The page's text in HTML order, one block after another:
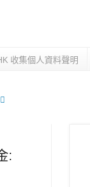
收集個人資料聲明
: